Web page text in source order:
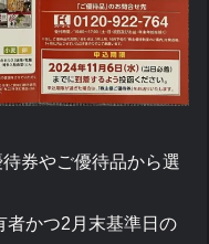
券やご優待品から選
かつ2月末基準日の